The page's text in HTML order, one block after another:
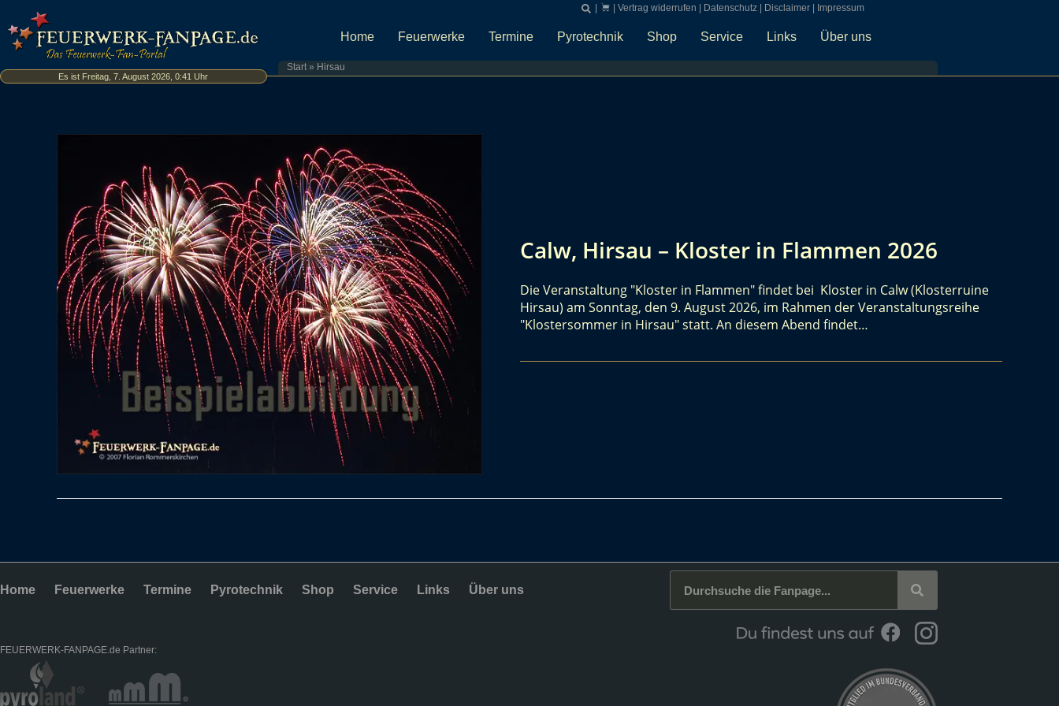
Es ist Freitag, 7. August 2026, 0:41 Uhr
Vertrag widerrufen Datenschutz| Disclaimer| Impressum
Home Feuerwerke Termine Pyrotechnik Shop Service Links Über uns
Start» Hirsau
Calw, Hirsau – Kloster in Flammen 2026
Die Veranstaltung "Kloster in Flammen" findet bei Kloster in Calw (Klosterruine
Hirsau) am Sonntag, den 9. August 2026, im Rahmen der Veranstaltungsreihe
"Klostersommer in Hirsau" statt. An diesem Abend findet…
Home Feuerwerke Termine Pyrotechnik Shop Service Links Über uns
FEUERWERK-FANPAGE.de Partner: